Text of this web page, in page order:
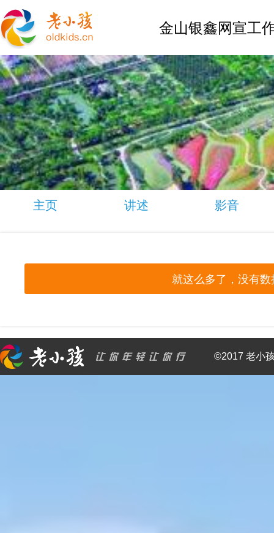
金山银鑫网宣工
主页 讲述 影音
就这么多了，没有数
©2017 老小